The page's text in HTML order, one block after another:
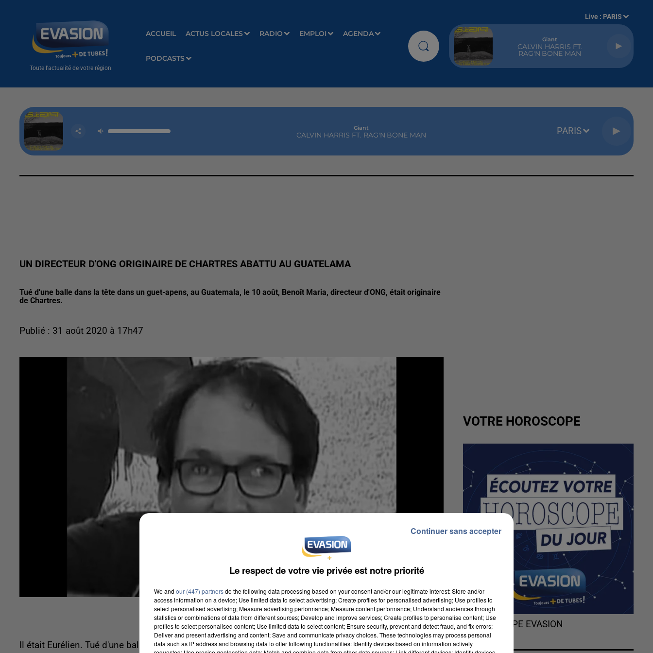
Toute l'actualité de votre région
ACCUEIL ACTUS LOCALES RADIO EMPLOI AGENDA
PODCASTS
Live : PARIS
Giant
CALVIN HARRIS FT.
RAG'N'BONE MAN
Giant
CALVIN HARRIS FT. RAG'N'BONE MAN PARIS
UN DIRECTEUR D'ONG ORIGINAIRE DE CHARTRES ABATTU AU GUATELAMA
Tué d'une balle dans la tête dans un guet-apens, au Guatemala, le 10 août, Benoît Maria, directeur d'ONG, était originaire
de Chartres.
Publié : 31 août 2020 à 17h47
Il était Eurélien. Tué d'une balle dans la tête dans un guet-apens, au Guatemala, le 10 août, Benoît
VOTRE HOROSCOPE
L'HOROSCOPE EVASION
Le respect de votre vie privée est notre priorité
We and our (447) partnersdo the following data processing based on your consent and/or our legitimate interest: Store and/or
access information on a device; Use limited data to select advertising; Create profiles for personalised advertising; Use profiles to
select personalised advertising; Measure advertising performance; Measure content performance; Understand audiences through
statistics or combinations of data from different sources; Develop and improve services; Create profiles to personalise content; Use
profiles to select personalised content; Use limited data to select content; Ensure security, prevent and detect fraud, and fix errors;
Deliver and present advertising and content; Save and communicate privacy choices. These technologies may process personal
data such as IP address and browsing data to offer following functionalities: Identify devices based on information actively
Continuer sans accepter